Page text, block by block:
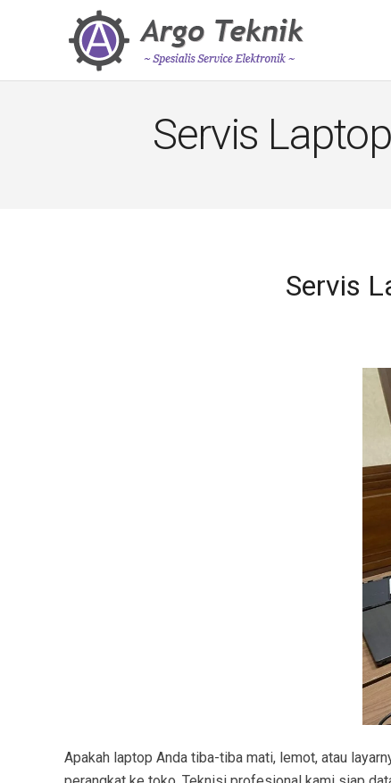
Servis
Servis
Apakah laptop Anda tiba-tiba mati, lemot, atau